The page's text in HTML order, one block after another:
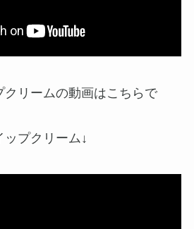
クリームの動画はこちらで
プクリーム↓